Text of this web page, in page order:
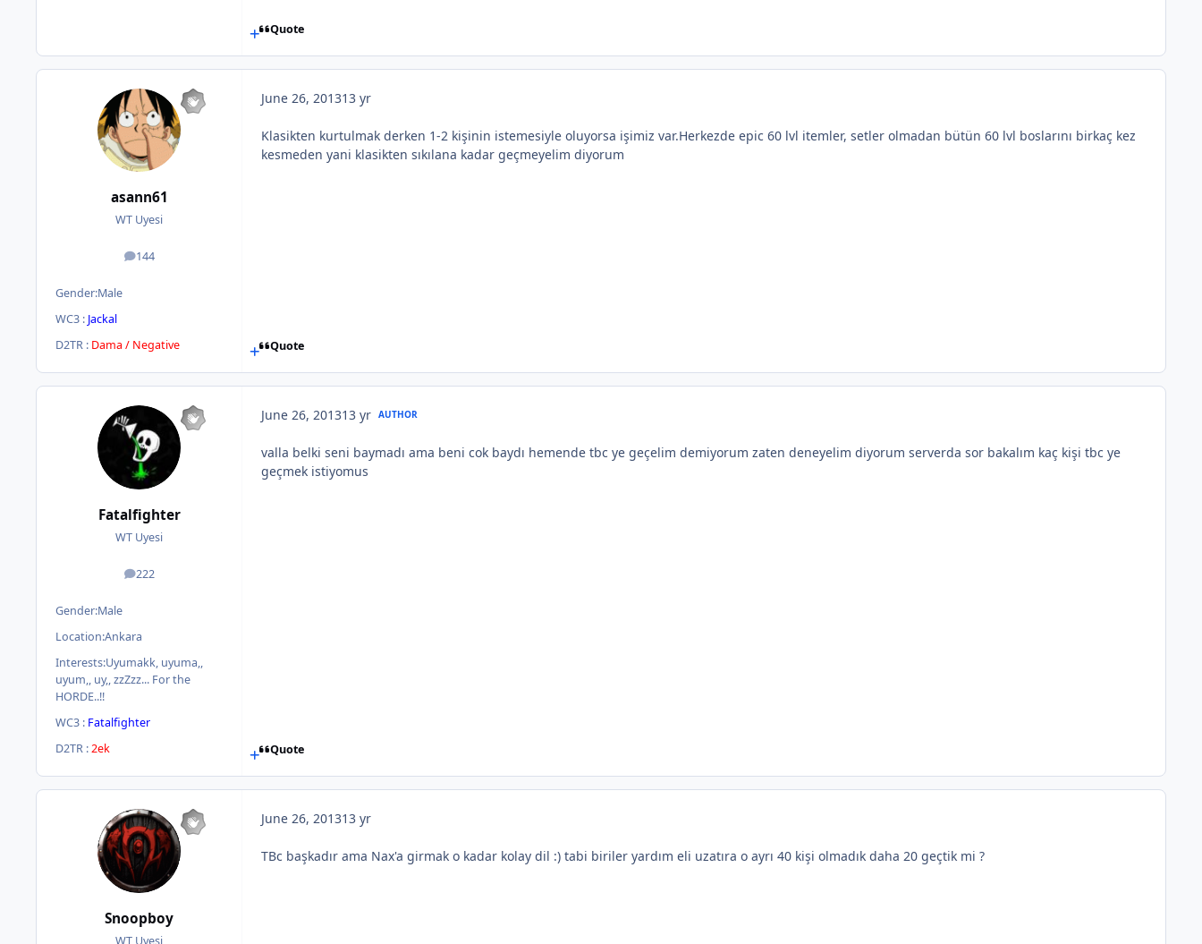
Quote
asann61
WT Uyesi
144
posts
Gender:Male
WC3 : Jackal
D2TR : Dama / Negative
June 26, 201313 yr
Klasikten kurtulmak derken 1-2 kişinin istemesiyle oluyorsa işimiz var.Herkezde epic 60 lvl itemler, setler olmadan bütün 60 lvl boslarını birkaç kez
kesmeden yani klasikten sıkılana kadar geçmeyelim diyorum
Quote
Fatalfighter
WT Uyesi
222
posts
Gender:Male
Location:Ankara
Interests:Uyumakk, uyuma,,
uyum,, uy,, zzZzz... For the
HORDE..!!
WC3 : Fatalfighter
D2TR :2ek
June 26, 201313 yr AUTHOR
valla belki seni baymadı ama beni cok baydı hemende tbc ye geçelim demiyorum zaten deneyelim diyorum serverda sor bakalım kaç kişi tbc ye
geçmek istiyomus
Quote
Snoopboy
WT Uyesi
June 26, 201313 yr
TBc başkadır ama Nax'a girmak o kadar kolay dil :) tabi biriler yardım eli uzatıra o ayrı 40 kişi olmadık daha 20 geçtik mi ?